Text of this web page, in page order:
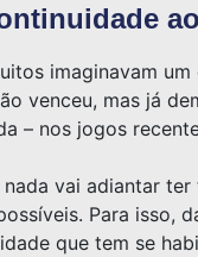
imaginavam
venceu, mas já
– nos jogos
vai adiantar
Para isso,
que tem se